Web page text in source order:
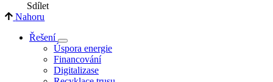
Sdílet
Nahoru
Řešení
Úspora energie
Financování
Digitalizase